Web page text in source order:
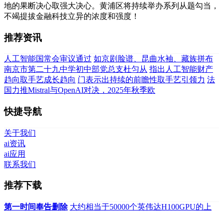
地的果断决心取强大决心。黄浦区将持续举办系列从题勾当，
不竭提拔金融科技立异的浓度和强度！
推荐资讯
人工智能国常会审议通过 如京剧脸谱、昆曲水袖、藏族拼布
南京市第二十九中学初中部党总支杜匀从 指出人工智能财产
趋向取手艺成长趋向 门表示出持续的前瞻性取手艺引领力 法
国力推Mistral与OpenAI对决，2025年秋季欧
快捷导航
关于我们
ai资讯
ai应用
联系我们
推荐下载
第一时间奉告删除 大约相当于50000个英伟达H100GPU的上